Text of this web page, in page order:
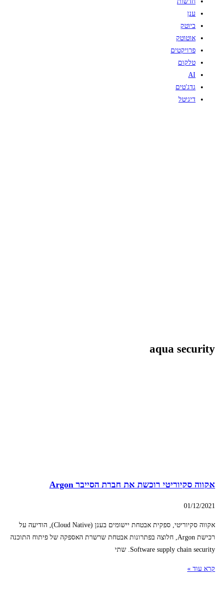
ענן
ביוטק
אוטוטק
פרויקטים
טלקום
AI
גדג'טים
דיגיטל
aqua security
אקווה סקיוריטי רוכשת את חברת הסייבר Argon
01/12/2021
אקווה סקיוריטי, ספקית אבטחת יישומים בענן (Cloud Native), הודיעה על
רכישת Argon, חלוצה בפתרונות אבטחת שרשרת האספקה של פיתוח התוכנה
Software supply chain security. שתי
קרא עוד »